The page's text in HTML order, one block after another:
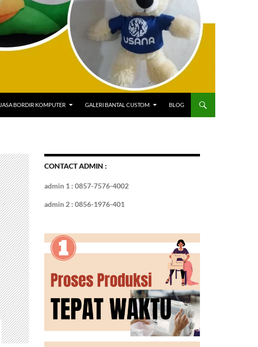
JASA BORDIR KOMPUTER GALERI BANTAL CUSTOM BLOG
CONTACT ADMIN :
admin 1 : 0857-7576-4002
admin 2 : 0856-1976-401